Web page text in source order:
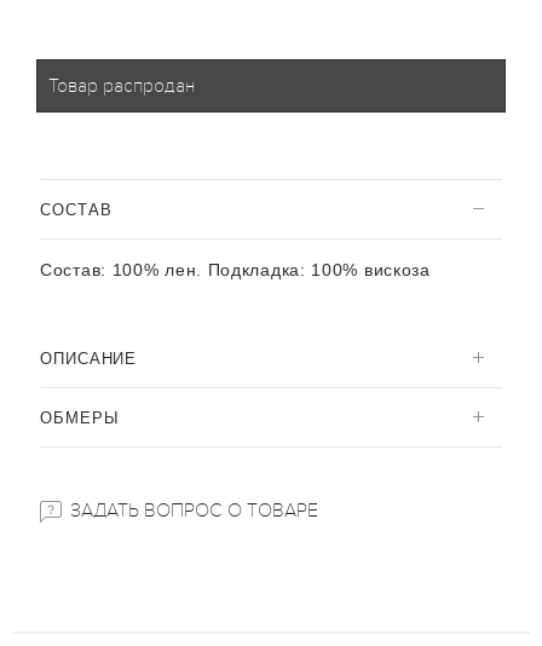
Товар распродан
CОСТАВ
Состав: 100% лен. Подкладка: 100% вискоза
ОПИСАНИЕ
ОБМЕРЫ
ЗАДАТЬ ВОПРОС О ТОВАРЕ